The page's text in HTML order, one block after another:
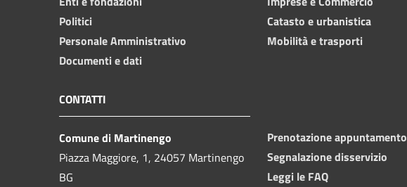
Politici
Personale Amministrativo
Documenti e dati
Catasto e urbanistica
Mobilità e trasporti
CONTATTI
Comune di Martinengo
Piazza Maggiore, 1, 24057 Martinengo
BG
Prenotazione appuntamento
Segnalazione disservizio
Leggi le FAQ